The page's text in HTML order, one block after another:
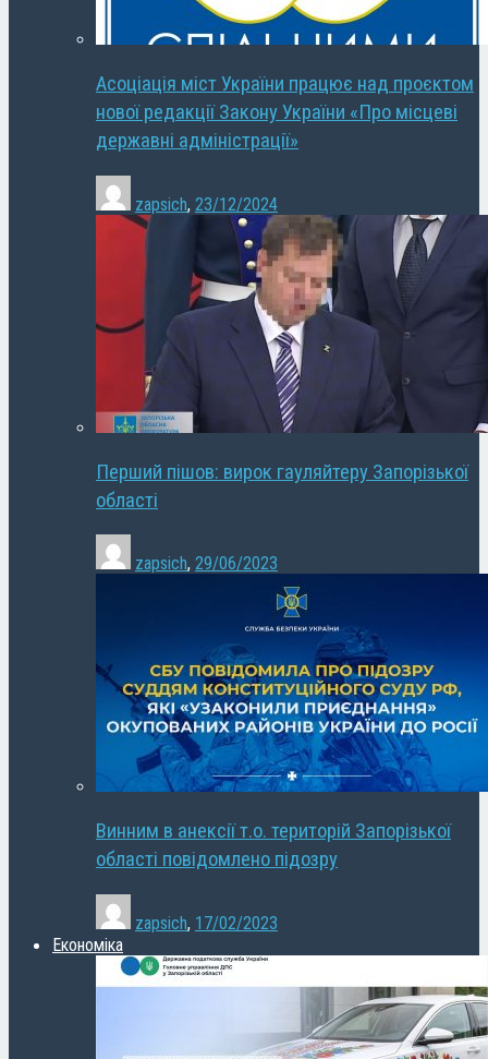
Асоціація міст України працює над проєктом
нової редакції Закону України «Про місцеві
державні адміністрації»
zapsich, 23/12/2024
Перший пішов: вирок гауляйтеру Запорізької
області
zapsich, 29/06/2023
Винним в анексії т.о. територій Запорізької
області повідомлено підозру
zapsich, 17/02/2023
Економіка